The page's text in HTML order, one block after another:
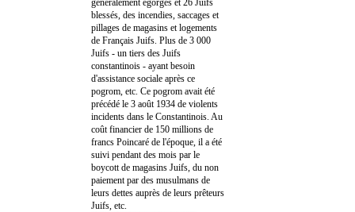
blessés, des incendies, saccages et
pillages de magasins et logements
de Français Juifs. Plus de 3 000
Juifs - un tiers des Juifs
constantinois - ayant besoin
d'assistance sociale après ce
pogrom, etc. Ce pogrom avait été
précédé le 3 août 1934 de violents
incidents dans le Constantinois. Au
coût financier de 150 millions de
francs Poincaré de l'époque, il a été
suivi pendant des mois par le
boycott de magasins Juifs, du non
paiement par des musulmans de
leurs dettes auprès de leurs prêteurs
Juifs, etc.